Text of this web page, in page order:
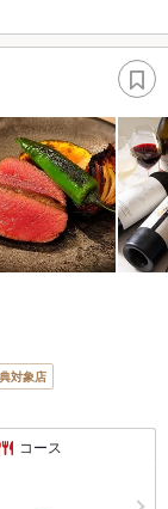
対象店
コース